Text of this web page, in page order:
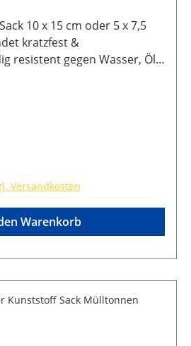
kratzfest &
resistent gegen Wasser, Öl,
Versandkosten
Warenkorb